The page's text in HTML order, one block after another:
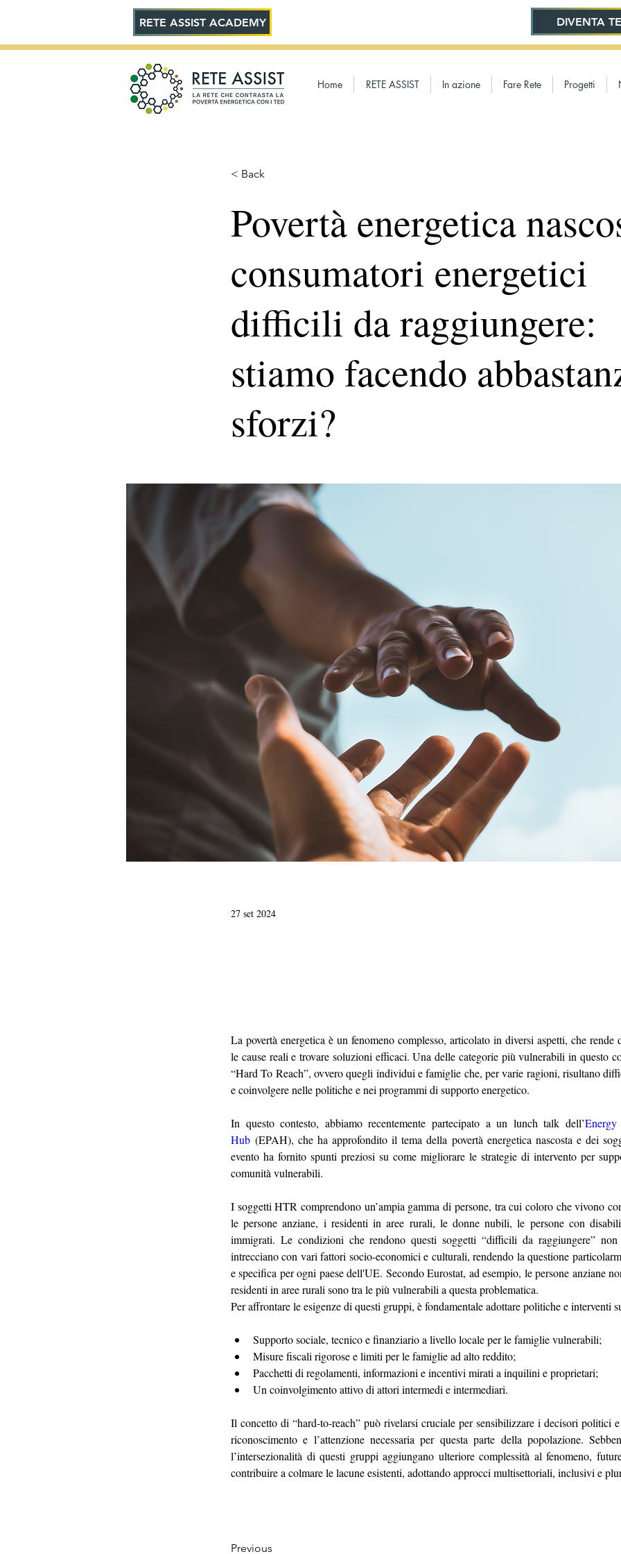
DIVENTA
RETE ASSIST ACADEMY
Home RETE ASSIST In azione Fare Rete Progetti
< Back
Povertà energetica
consumatori energetici
difficili da raggiungere:
stiamo facendo
sforzi?
27 set 2024
La povertà energetica è un fenomeno complesso, articolato in diversi aspetti, che
le cause reali e trovare soluzioni efficaci. Una delle categorie più vulnerabili in questo
“Hard To Reach”, ovvero quegli individui e famiglie che, per varie ragioni, risultano
e coinvolgere nelle politiche e nei programmi di supporto energetico.
In questo contesto, abbiamo recentemente partecipato a un lunch talk dell’
Hub (EPAH), che ha approfondito il tema della povertà energetica nascosta e dei
evento ha fornito spunti preziosi su come migliorare le strategie di intervento per
comunità vulnerabili.
I soggetti HTR comprendono un’ampia gamma di persone, tra cui coloro che vivono
le persone anziane, i residenti in aree rurali, le donne nubili, le persone con
immigrati. Le condizioni che rendono questi soggetti “difficili da raggiungere”
intrecciano con vari fattori socio-economici e culturali, rendendo la questione
e specifica per ogni paese dell'UE. Secondo Eurostat, ad esempio, le persone anziane
residenti in aree rurali sono tra le più vulnerabili a questa problematica.
Per affrontare le esigenze di questi gruppi, è fondamentale adottare politiche e interventi
Supporto sociale, tecnico e finanziario a livello locale per le famiglie vulnerabili;
Misure fiscali rigorose e limiti per le famiglie ad alto reddito;
Pacchetti di regolamenti, informazioni e incentivi mirati a inquilini e proprietari;
Un coinvolgimento attivo di attori intermedi e intermediari.
Il concetto di “hard-to-reach” può rivelarsi cruciale per sensibilizzare i decisori politici
riconoscimento e l’attenzione necessaria per questa parte della popolazione.
l’intersezionalità di questi gruppi aggiungano ulteriore complessità al fenomeno,
contribuire a colmare le lacune esistenti, adottando approcci multisettoriali, inclusivi e
Previous